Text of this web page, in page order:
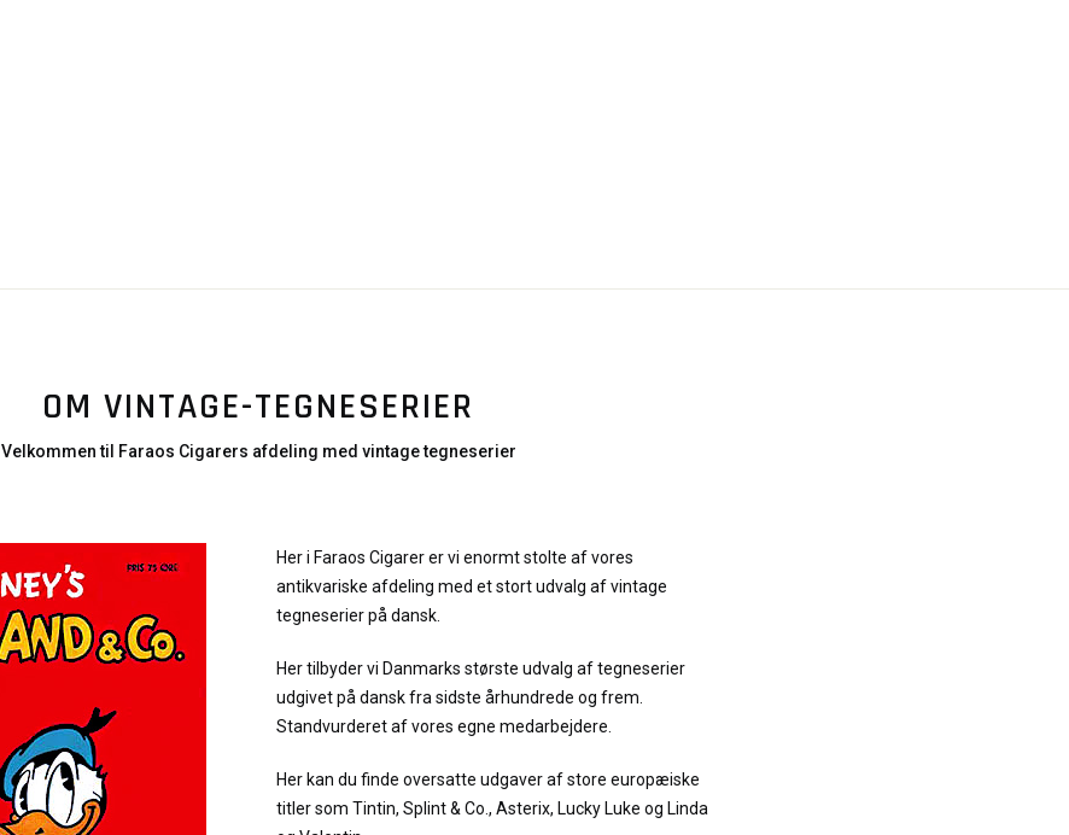
OM VINTAGE-TEGNESERIER
Velkommen til Faraos Cigarers afdeling med vintage tegneserier
Her i Faraos Cigarer er vi enormt stolte af vores
antikvariske afdeling med et stort udvalg af vintage
tegneserier på dansk.
Her tilbyder vi Danmarks største udvalg af tegneserier
udgivet på dansk fra sidste århundrede og frem.
Standvurderet af vores egne medarbejdere.
Her kan du finde oversatte udgaver af store europæiske
titler som Tintin, Splint & Co., Asterix, Lucky Luke og Linda